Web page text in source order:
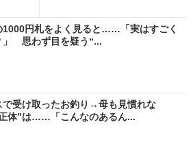
1000円札をよく見ると……「実はすごく
」 思わず目を疑う“...
で受け取ったお釣り→母も見慣れな
体”は……「こんなのあるん...